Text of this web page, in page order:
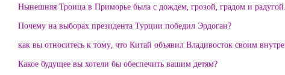
Нынешняя Троица в Приморье была с дождем, грозой, градом и радугой.
Почему на выборах президента Турции победил Эрдоган?
как вы относитесь к тому, что Китай объявил Владивосток своим
Какое будущее вы хотели бы обеспечить вашим детям?